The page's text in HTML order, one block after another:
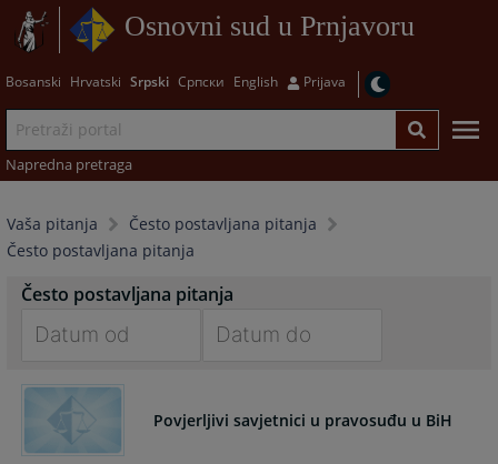
Osnovni sud u Prnjavoru
Bosanski Hrvatski Srpski Српски English Prijava
Napredna pretraga
Vaša pitanja
Često postavljana pitanja
Često postavljana pitanja
Često postavljana pitanja
forward
interact
to
Povjerljivi savjetnici u pravosuđu u BiH